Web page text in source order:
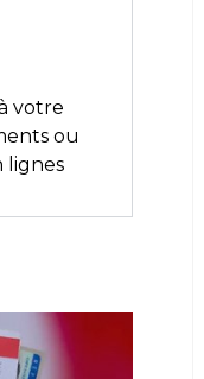
votre
ou
lignes